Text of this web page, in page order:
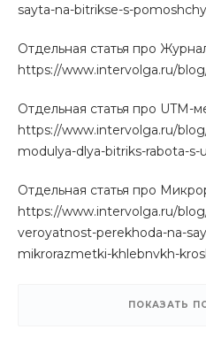
ПОКАЗАТЬ
sayta-na-bitrikse-s-
Отдельная статья про
https://www.intervolga.ru/
Отдельная статья про UTM-
https://www.intervolga.ru/
modulya-dlya-bitriks-rabota-
Отдельная статья про
https://www.intervolga.ru/
veroyatnost-perekhoda-na-
mikrorazmetki-khlebnykh-